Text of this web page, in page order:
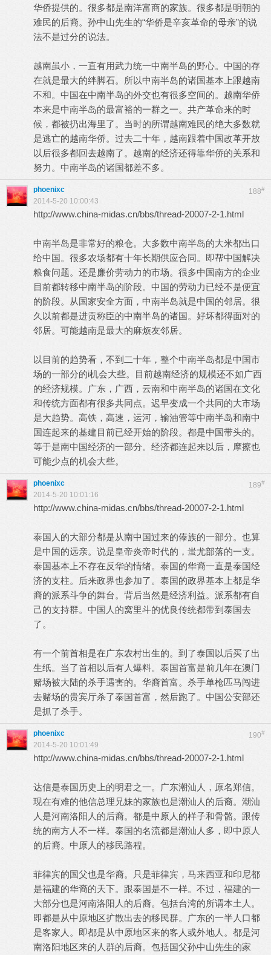
华侨提供的。很多都是南洋富商的家族。很多都是明朝的
难民的后裔。孙中山先生的“华侨是辛亥革命的母亲”的说
法不是过分的说法。
越南虽小，一直有用武力统一中南半岛的野心。中国的存
在就是最大的绊脚石。所以中南半岛的诸国基本上跟越南
不和。中国在中南半岛的外交也有很多空间的。越南华侨
本来是中南半岛的最富裕的一群之一。共产革命来的时
候，都被扔出海里了。当时的所谓越南难民的绝大多数就
是逃亡的越南华侨。过去二十年，越南跟着中国改革开放
以后很多都回去越南了。越南的经济还得靠华侨的关系和
努力。中南半岛的诸国都差不多。
188#
phoenixc
2014-5-20 10:00:43
http://www.china-midas.cn/bbs/thread-20007-2-1.html
中南半岛是非常好的粮仓。大多数中南半岛的大米都出口
给中国。很多农场都有十年长期供应合同。即帮中国解决
粮食问题。还是廉价劳动力的市场。很多中国南方的企业
目前都转移中南半岛的阶段。中国的劳动力已经不是便宜
的阶段。从国家安全方面，中南半岛就是中国的邻居。很
久以前都是进贡称臣的中南半岛的诸国。好坏都得面对的
邻居。可能越南是最大的麻烦友邻居。
以目前的趋势看，不到二十年，整个中南半岛都是中国市
场的一部分的i机会大些。目前越南经济的规模还不如广西
的经济规模。广东，广西，云南和中南半岛的诸国在文化
和传统方面都有很多共同点。迟早变成一个共同的大市场
是大趋势。高铁，高速，运河，输油管等中南半岛和南中
国连起来的基建目前已经开始的阶段。都是中国带头的。
等于是南中国经济的一部分。经济都连起来以后，摩擦也
可能少点的机会大些。
189#
phoenixc
2014-5-20 10:01:16
http://www.china-midas.cn/bbs/thread-20007-2-1.html
泰国人的大部分都是从南中国过来的傣族的一部分。也算
是中国的远亲。说是皇帝炎帝时代的，蚩尤部落的一支。
泰国基本上不存在反华的情绪。泰国的华裔一直是泰国经
济的支柱。后来政界也参加了。泰国的政界基本上都是华
裔的派系斗争的舞台。背后当然是经济利益。派系都有自
己的支持群。中国人的窝里斗的优良传统都带到泰国去
了。
有一个前首相是在广东农村出生的。到了泰国以后买了出
生纸。当了首相以后有人爆料。泰国首富是前几年在澳门
赌场被大陆的杀手遇害的。华裔首富。杀手单枪匹马闯进
去赌场的贵宾厅杀了泰国首富，然后跑了。中国公安部还
是抓了杀手。
190#
phoenixc
2014-5-20 10:01:49
http://www.china-midas.cn/bbs/thread-20007-2-1.html
达信是泰国历史上的明君之一。广东潮汕人，原名郑信。
现在有难的他信总理兄妹的家族也是潮汕人的后裔。潮汕
人是河南洛阳人的后裔。都是中原人的样子和骨骼。跟传
统的南方人不一样。泰国的名流都是潮汕人多，即中原人
的后裔。中原人的移民路程。
菲律宾的国父也是华裔。只是菲律宾，马来西亚和印尼都
是福建的华裔的天下。跟泰国是不一样。不过，福建的一
大部分也是河南洛阳人的后裔。包括台湾的所谓本土人。
即都是从中原地区扩散出去的移民群。广东的一半人口都
是客家人。即都是从中原地区来的客人或外地人。都是河
南洛阳地区来的人群的后裔。包括国父孙中山先生的家